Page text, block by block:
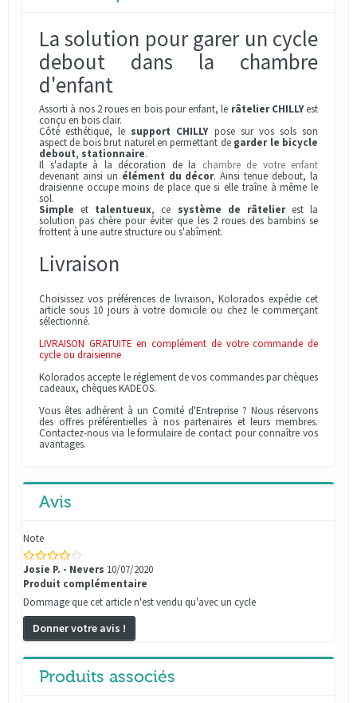
La solution pour garer un cycle
debout dans la chambre
d'enfant
Assorti à nos 2 roues en bois pour enfant, le râtelier CHILLYest
conçu en bois clair.
Côté esthétique, le support CHILLYpose sur vos sols son
aspect de bois brut naturel en permettant de garder le bicycle
debout, stationnaire.
Il s'adapte à la décoration de la chambre de votre enfant
devenant ainsi un élément du décor. Ainsi tenue debout, la
draisienne occupe moins de place que si elle traîne à même le
sol.
Simple et talentueux, ce système de râtelierest la
solution pas chère pour éviter que les 2 roues des bambins se
frottent à une autre structure ou s'abîment.
Livraison
Choisissez vos préférences de livraison, Kolorados expédie cet
article sous 10 jours à votre domicile ou chez le commerçant
sélectionné.
LIVRAISON GRATUITE en complément de votre commande de
cycle ou draisienne
Kolorados accepte le réglement de vos commandes par chèques
cadeaux, chèques KADEOS.
Vous êtes adhérent à un Comité d'Entreprise ? Nous réservons
des offres préférentielles à nos partenaires et leurs membres.
Contactez-nous via le formulaire de contact pour connaître vos
avantages.
Avis
Note
Josie P. - Nevers 10/07/2020
Produit complémentaire
Dommage que cet article n'est vendu qu'avec un cycle
Donner votre avis !
Produits associés